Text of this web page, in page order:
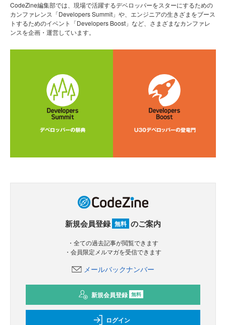
CodeZine編集部では、現場で活躍するデベロッパーをスターにするための
カンファレンス「Developers Summit」や、エンジニアの生きざまをブース
トするためのイベント「Developers Boost」など、さまざまなカンファレ
ンスを企画・運営しています。
新規会員登録 無料 のご案内
・全ての過去記事が閲覧できます
・会員限定メルマガを受信できます
メールバックナンバー
新規会員登録 無料
ログイン